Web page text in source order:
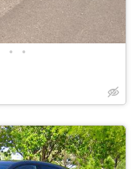
• •